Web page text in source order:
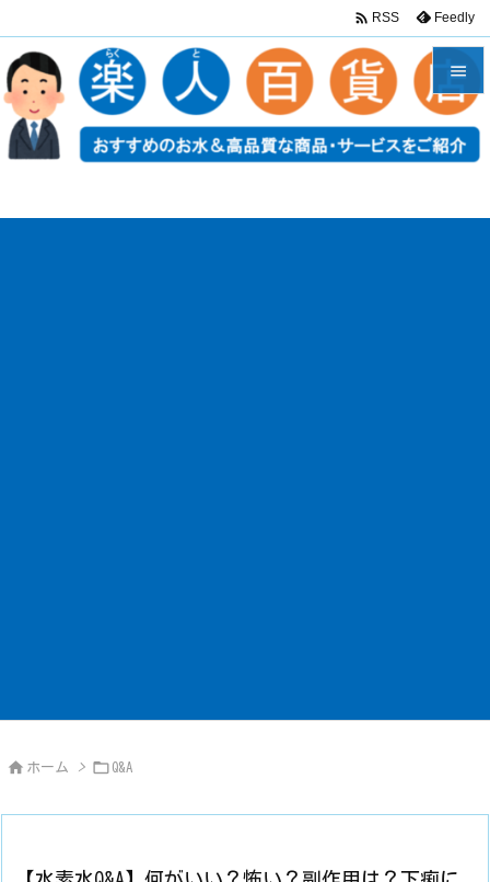


メニュ


 RSS Feedly
 ホーム >  Q&A